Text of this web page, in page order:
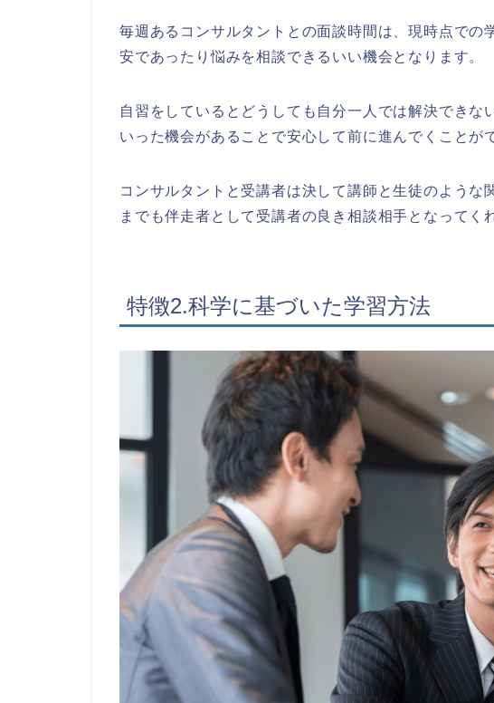
毎週あるコンサルタントとの面談時間は、現時点での
安であったり悩みを相談できるいい機会となります。
自習をしているとどうしても自分一人では解決できな
いった機会があることで安心して前に進んでくことが
コンサルタントと受講者は決して講師と生徒のような
までも伴走者として受講者の良き相談相手となってく
特徴2.科学に基づいた学習方法